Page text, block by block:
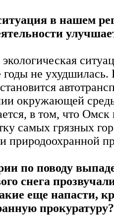
в нашем
годы не
окружающей
в том, что
самых грязных
природоохранной
по поводу
снега
еще напасти,
прокуратуру?